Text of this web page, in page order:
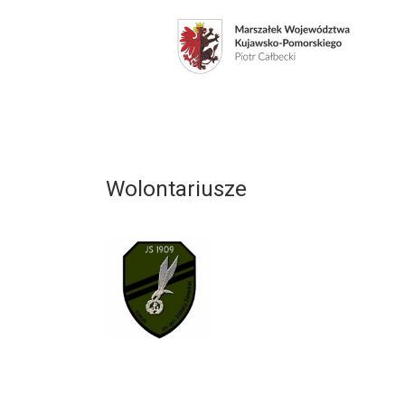
Wolontariusze